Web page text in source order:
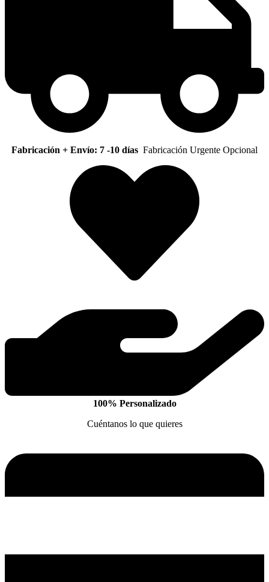
Fabricación + Envío: 7 -10 días Fabricación Urgente Opcional
100% Personalizado
Cuéntanos lo que quieres